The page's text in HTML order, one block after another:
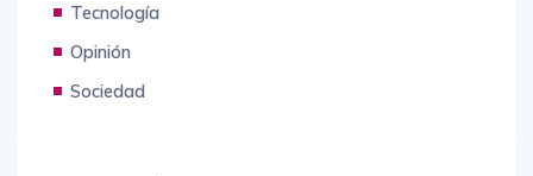
Tecnología
Opinión
Sociedad